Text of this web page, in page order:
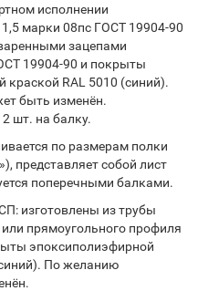
исполнении
марки 08пс ГОСТ 19904-90
зацепами
19904-90 и покрыты
RAL 5010 (синий).
быть изменён.
шт. на балку.
по размерам полки
представляет собой лист
поперечными балками.
изготовлены из трубы
прямоугольного профиля
эпоксиполиэфирной
По желанию